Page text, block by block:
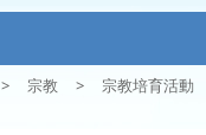
> 宗教 > 宗教培育活動